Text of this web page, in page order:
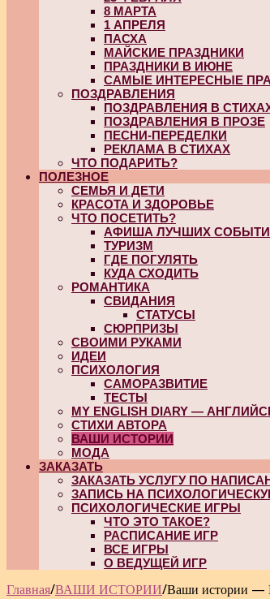
8 МАРТА
1 АПРЕЛЯ
ПАСХА
МАЙСКИЕ ПРАЗДНИКИ
ПРАЗДНИКИ В ИЮНЕ
САМЫЕ ИНТЕРЕСНЫЕ
ПОЗДРАВЛЕНИЯ
ПОЗДРАВЛЕНИЯ В
ПОЗДРАВЛЕНИЯ В ПРОЗЕ
ПЕСНИ-ПЕРЕДЕЛКИ
РЕКЛАМА В СТИХАХ
ЧТО ПОДАРИТЬ?
ПОЛЕЗНОЕ
СЕМЬЯ И ДЕТИ
КРАСОТА И ЗДОРОВЬЕ
ЧТО ПОСЕТИТЬ?
АФИША ЛУЧШИХ
ТУРИЗМ
ГДЕ ПОГУЛЯТЬ
КУДА СХОДИТЬ
РОМАНТИКА
СВИДАНИЯ
СТАТУСЫ
СЮРПРИЗЫ
СВОИМИ РУКАМИ
ИДЕИ
ПСИХОЛОГИЯ
САМОРАЗВИТИЕ
ТЕСТЫ
MY ENGLISH DIARY —
СТИХИ АВТОРА
ВАШИ ИСТОРИИ
МОДА
ЗАКАЗАТЬ
ЗАКАЗАТЬ УСЛУГУ ПО
ЗАПИСЬ НА
ПСИХОЛОГИЧЕСКИЕ ИГРЫ
ЧТО ЭТО ТАКОЕ?
РАСПИСАНИЕ ИГР
ВСЕ ИГРЫ
О ВЕДУЩЕЙ ИГР
Главная/ВАШИ ИСТОРИИ/Ваши истории —